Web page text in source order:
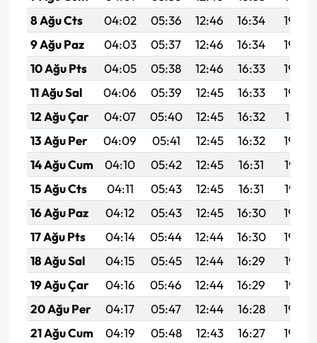
8 Ağu Cts
04:02 05:36 12:46 16:34
19:45
9 Ağu Paz
04:03 05:37 12:46 16:34
19:44
10 Ağu Pts
04:05 05:38 12:46 16:33
19:43
11 Ağu Sal
04:06 05:39 12:45 16:33
19:42
12 Ağu Çar
04:07 05:40 12:45 16:32
19:41
13 Ağu Per
04:09 05:41 12:45 16:32
19:39
14 Ağu Cum
04:10 05:42 12:45 16:31
19:38
15 Ağu Cts
04:11 05:43 12:45 16:31
19:37
16 Ağu Paz
04:12 05:43 12:45 16:30
19:36
17 Ağu Pts
04:14 05:44 12:44 16:30
19:34
18 Ağu Sal
04:15 05:45 12:44 16:29
19:33
19 Ağu Çar
04:16 05:46 12:44 16:29
19:32
20 Ağu Per
04:17 05:47 12:44 16:28
19:30
21 Ağu Cum
04:19 05:48 12:43 16:27
19:29